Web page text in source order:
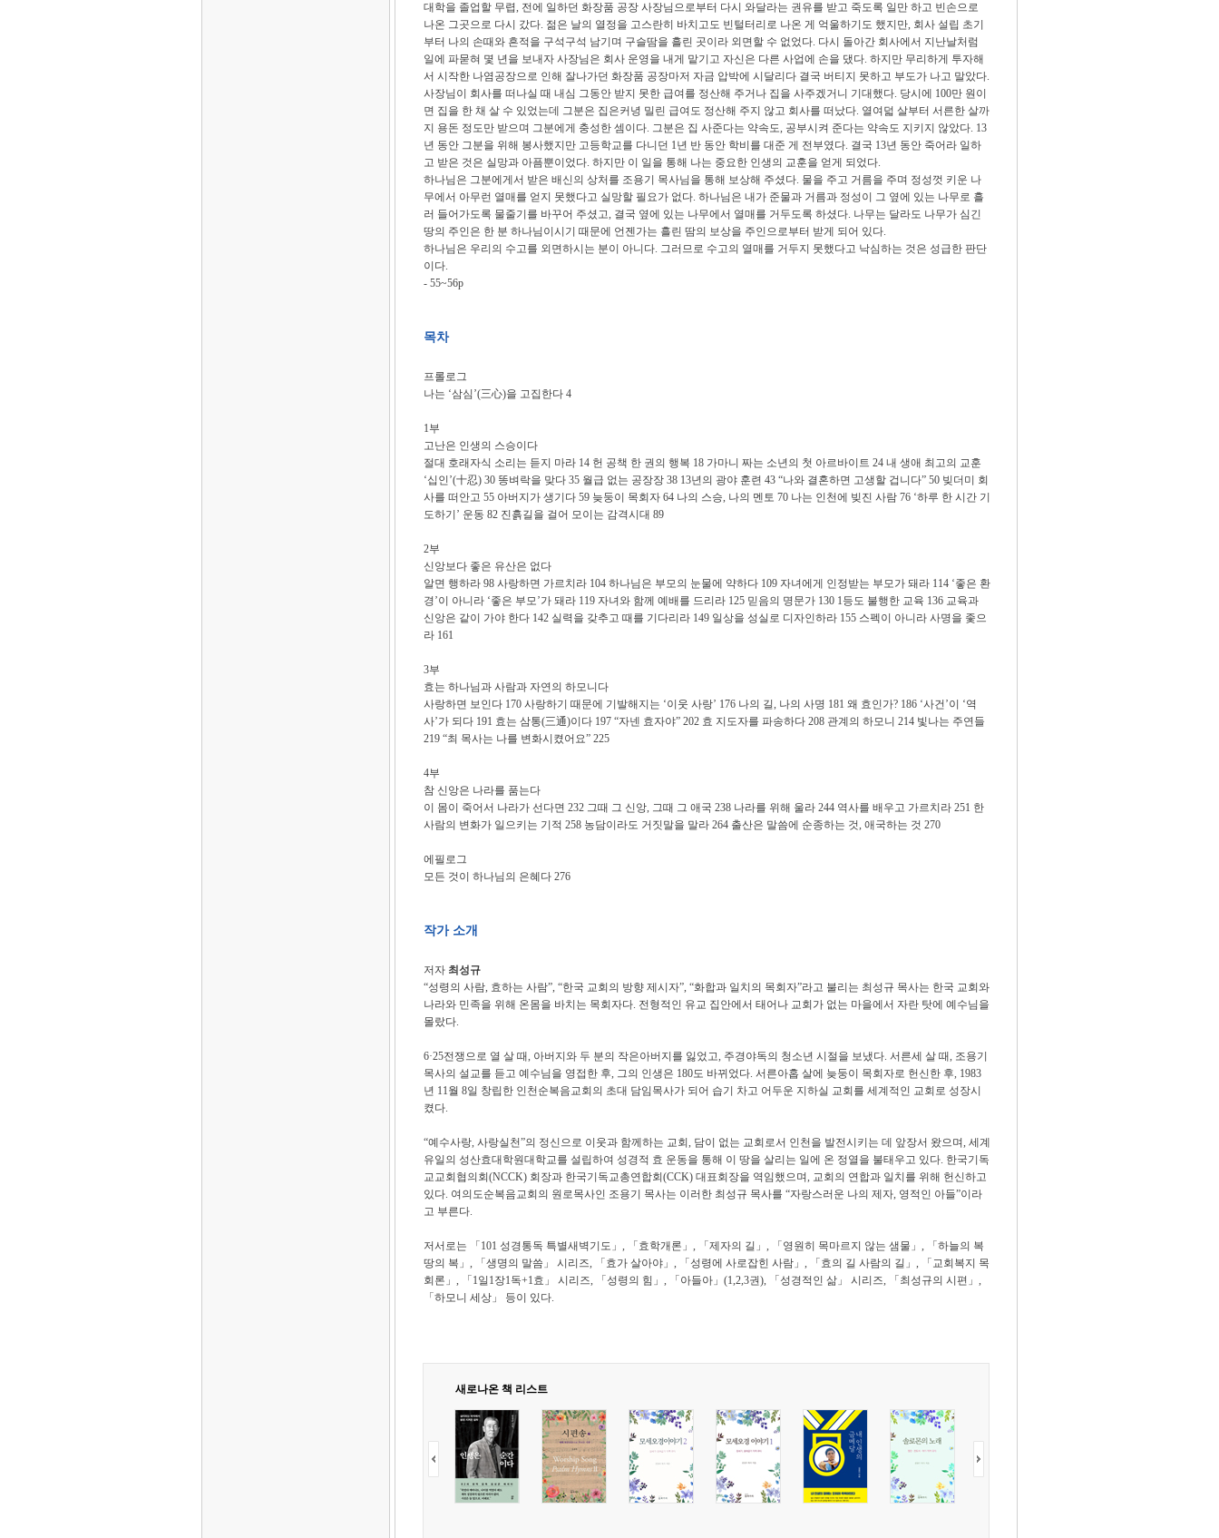
대학을 졸업할 무렵, 전에 일하던 화장품 공장 사장님으로부터 다시 와달라는 권유를 받고 죽도록 일만 하고 빈손으로
나온 그곳으로 다시 갔다. 젊은 날의 열정을 고스란히 바치고도 빈털터리로 나온 게 억울하기도 했지만, 회사 설립 초기
부터 나의 손때와 흔적을 구석구석 남기며 구슬땀을 흘린 곳이라 외면할 수 없었다. 다시 돌아간 회사에서 지난날처럼
일에 파묻혀 몇 년을 보내자 사장님은 회사 운영을 내게 맡기고 자신은 다른 사업에 손을 댔다. 하지만 무리하게 투자해
서 시작한 나염공장으로 인해 잘나가던 화장품 공장마저 자금 압박에 시달리다 결국 버티지 못하고 부도가 나고 말았다.
사장님이 회사를 떠나실 때 내심 그동안 받지 못한 급여를 정산해 주거나 집을 사주겠거니 기대했다. 당시에 100만 원이
면 집을 한 채 살 수 있었는데 그분은 집은커녕 밀린 급여도 정산해 주지 않고 회사를 떠났다. 열여덟 살부터 서른한 살까
지 용돈 정도만 받으며 그분에게 충성한 셈이다. 그분은 집 사준다는 약속도, 공부시켜 준다는 약속도 지키지 않았다. 13
년 동안 그분을 위해 봉사했지만 고등학교를 다니던 1년 반 동안 학비를 대준 게 전부였다. 결국 13년 동안 죽어라 일하
고 받은 것은 실망과 아픔뿐이었다. 하지만 이 일을 통해 나는 중요한 인생의 교훈을 얻게 되었다.
하나님은 그분에게서 받은 배신의 상처를 조용기 목사님을 통해 보상해 주셨다. 물을 주고 거름을 주며 정성껏 키운 나
무에서 아무런 열매를 얻지 못했다고 실망할 필요가 없다. 하나님은 내가 준물과 거름과 정성이 그 옆에 있는 나무로 흘
러 들어가도록 물줄기를 바꾸어 주셨고, 결국 옆에 있는 나무에서 열매를 거두도록 하셨다. 나무는 달라도 나무가 심긴
땅의 주인은 한 분 하나님이시기 때문에 언젠가는 흘린 땀의 보상을 주인으로부터 받게 되어 있다.
하나님은 우리의 수고를 외면하시는 분이 아니다. 그러므로 수고의 열매를 거두지 못했다고 낙심하는 것은 성급한 판단
이다.
- 55~56p
목차
프롤로그
나는 ‘삼심’(三心)을 고집한다 4
1부
고난은 인생의 스승이다
절대 호래자식 소리는 듣지 마라 14 헌 공책 한 권의 행복 18 가마니 짜는 소년의 첫 아르바이트 24 내 생애 최고의 교훈
‘십인’(十忍) 30 똥벼락을 맞다 35 월급 없는 공장장 38 13년의 광야 훈련 43 “나와 결혼하면 고생할 겁니다” 50 빚더미 회
사를 떠안고 55 아버지가 생기다 59 늦둥이 목회자 64 나의 스승, 나의 멘토 70 나는 인천에 빚진 사람 76 ‘하루 한 시간 기
도하기’ 운동 82 진흙길을 걸어 모이는 감격시대 89
2부
신앙보다 좋은 유산은 없다
알면 행하라 98 사랑하면 가르치라 104 하나님은 부모의 눈물에 약하다 109 자녀에게 인정받는 부모가 돼라 114 ‘좋은 환
경’이 아니라 ‘좋은 부모’가 돼라 119 자녀와 함께 예배를 드리라 125 믿음의 명문가 130 1등도 불행한 교육 136 교육과
신앙은 같이 가야 한다 142 실력을 갖추고 때를 기다리라 149 일상을 성실로 디자인하라 155 스펙이 아니라 사명을 좇으
라 161
3부
효는 하나님과 사람과 자연의 하모니다
사랑하면 보인다 170 사랑하기 때문에 기발해지는 ‘이웃 사랑’ 176 나의 길, 나의 사명 181 왜 효인가? 186 ‘사건’이 ‘역
사’가 되다 191 효는 삼통(三通)이다 197 “자넨 효자야” 202 효 지도자를 파송하다 208 관계의 하모니 214 빛나는 주연들
219 “최 목사는 나를 변화시켰어요” 225
4부
참 신앙은 나라를 품는다
이 몸이 죽어서 나라가 선다면 232 그때 그 신앙, 그때 그 애국 238 나라를 위해 울라 244 역사를 배우고 가르치라 251 한
사람의 변화가 일으키는 기적 258 농담이라도 거짓말을 말라 264 출산은 말씀에 순종하는 것, 애국하는 것 270
에필로그
모든 것이 하나님의 은혜다 276
작가 소개
저자 최성규
“성령의 사람, 효하는 사람”, “한국 교회의 방향 제시자”, “화합과 일치의 목회자”라고 불리는 최성규 목사는 한국 교회와
나라와 민족을 위해 온몸을 바치는 목회자다. 전형적인 유교 집안에서 태어나 교회가 없는 마을에서 자란 탓에 예수님을
몰랐다.
6·25전쟁으로 열 살 때, 아버지와 두 분의 작은아버지를 잃었고, 주경야독의 청소년 시절을 보냈다. 서른세 살 때, 조용기
목사의 설교를 듣고 예수님을 영접한 후, 그의 인생은 180도 바뀌었다. 서른아홉 살에 늦둥이 목회자로 헌신한 후, 1983
년 11월 8일 창립한 인천순복음교회의 초대 담임목사가 되어 습기 차고 어두운 지하실 교회를 세계적인 교회로 성장시
켰다.
“예수사랑, 사랑실천”의 정신으로 이웃과 함께하는 교회, 담이 없는 교회로서 인천을 발전시키는 데 앞장서 왔으며, 세계
유일의 성산효대학원대학교를 설립하여 성경적 효 운동을 통해 이 땅을 살리는 일에 온 정열을 불태우고 있다. 한국기독
교교회협의회(NCCK) 회장과 한국기독교총연합회(CCK) 대표회장을 역임했으며, 교회의 연합과 일치를 위해 헌신하고
있다. 여의도순복음교회의 원로목사인 조용기 목사는 이러한 최성규 목사를 “자랑스러운 나의 제자, 영적인 아들”이라
고 부른다.
저서로는 「101 성경통독 특별새벽기도」, 「효학개론」, 「제자의 길」, 「영원히 목마르지 않는 샘물」, 「하늘의 복
땅의 복」, 「생명의 말씀」 시리즈, 「효가 살아야」, 「성령에 사로잡힌 사람」, 「효의 길 사람의 길」, 「교회복지 목
회론」, 「1일1장1독+1효」 시리즈, 「성령의 힘」, 「아들아」(1,2,3권), 「성경적인 삶」 시리즈, 「최성규의 시편」,
「하모니 세상」 등이 있다.
새로나온 책 리스트